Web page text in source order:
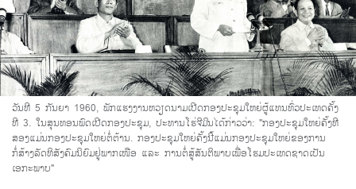
ວັນທີ 5 ກັນຍາ 1960, ພັກແຮງງານຫວຽດນາມເປີດກອງປະຊຸມໃຫຍ່ຜູ້ແທນທົ່ວປະເທດຄັ້ງ
ທີ 3. ໃນສຸນທອນພົດເປີດກອງປະຊຸມ, ປະທານໂຮ່ຈີມິນໄດ້ກ່າວວ່າ: "ກອງປະຊຸມໃຫຍ່ຄັ້ງທີ
ສອງແມ່ນກອງປະຊຸມໃຫຍ່ຕໍ່ຕ້ານ. ກອງປະຊຸມໃຫຍ່ຄັ້ງນີ້ແມ່ນກອງປະຊຸມໃຫຍ່ຂອງການ
ກໍ່ສ້າງລັດທິສັງຄົມນິຍົມຢູ່ພາກເໜືອ ແລະ ການຕໍ່ສູ້ສັນຕິພາບເພື່ອໂຮມປະເທດຊາດເປັນ
ເອກະພາບ"